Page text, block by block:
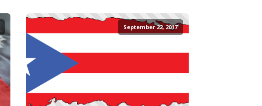
September 22, 2017